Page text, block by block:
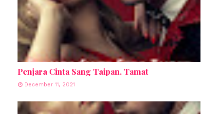
Penjara Cinta Sang Taipan. Tamat
December 11, 2021